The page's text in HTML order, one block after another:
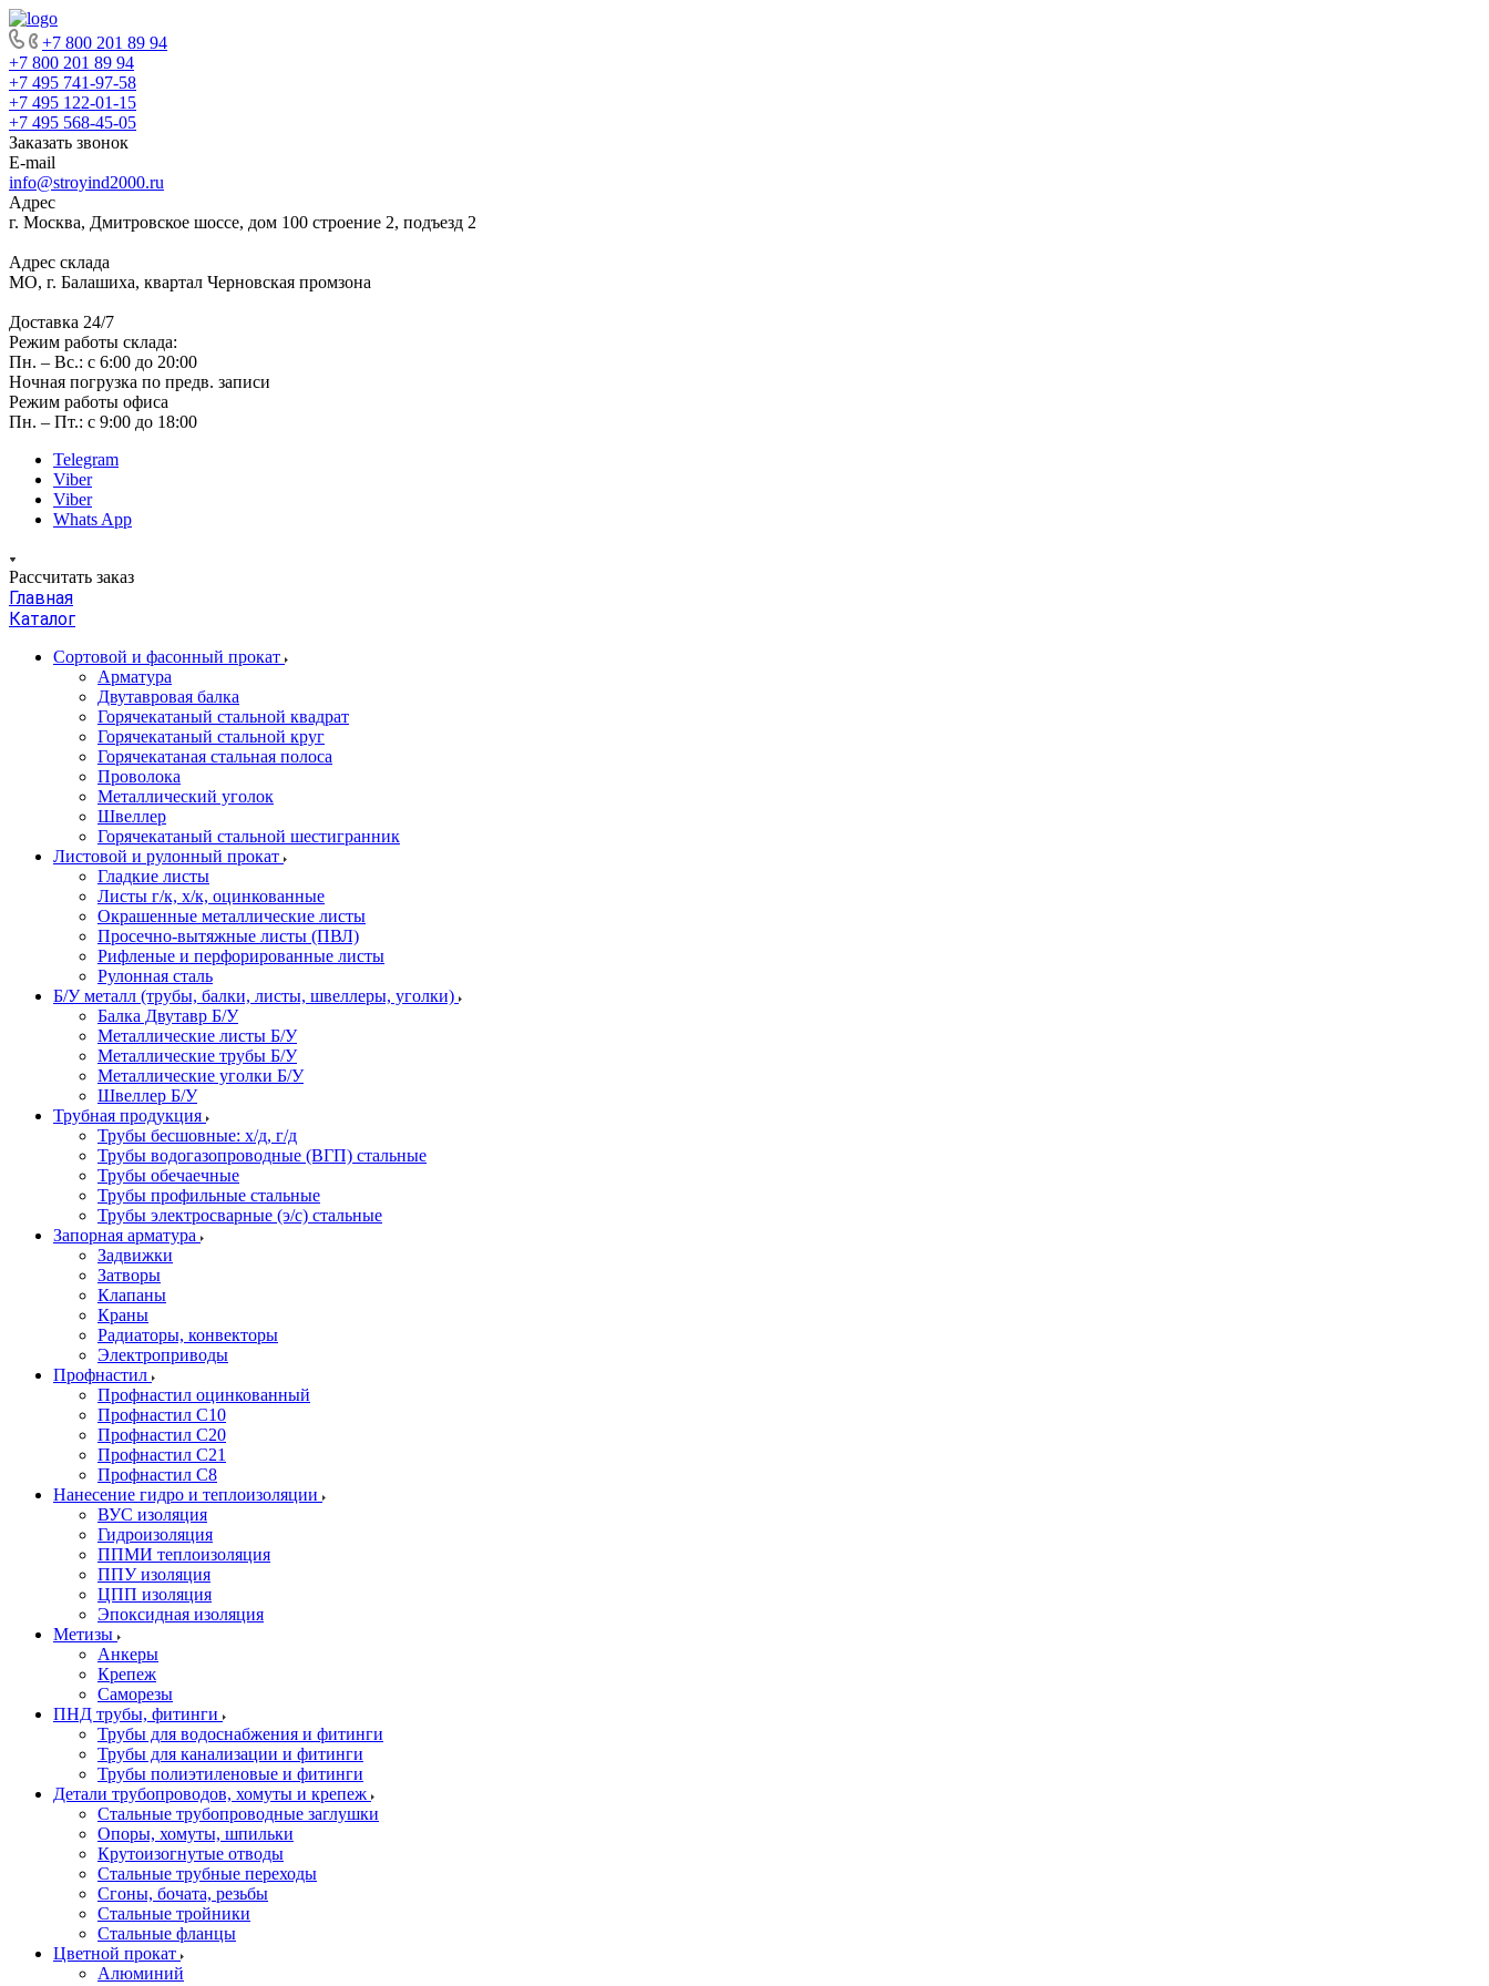
+7 800 201 89 94
+7 800 201 89 94
+7 495 741-97-58
+7 495 122-01-15
+7 495 568-45-05
Заказать звонок
E-mail
info@stroyind2000.ru
Адрес
г. Москва, Дмитровское шоссе, дом 100 строение 2, подъезд 2
Адрес склада
МО, г. Балашиха, квартал Черновская промзона
Доставка 24/7
Режим работы склада:
Пн. – Вс.: с 6:00 до 20:00
Ночная погрузка по предв. записи
Режим работы офиса
Пн. – Пт.: с 9:00 до 18:00
Telegram
Viber
Viber
Whats App
Рассчитать заказ
Главная
Каталог
Сортовой и фасонный прокат
Арматура
Двутавровая балка
Горячекатаный стальной квадрат
Горячекатаный стальной круг
Горячекатаная стальная полоса
Проволока
Металлический уголок
Швеллер
Горячекатаный стальной шестигранник
Листовой и рулонный прокат
Гладкие листы
Листы г/к, х/к, оцинкованные
Окрашенные металлические листы
Просечно-вытяжные листы (ПВЛ)
Рифленые и перфорированные листы
Рулонная сталь
Б/У металл (трубы, балки, листы, швеллеры, уголки)
Балка Двутавр Б/У
Металлические листы Б/У
Металлические трубы Б/У
Металлические уголки Б/У
Швеллер Б/У
Трубная продукция
Трубы бесшовные: х/д, г/д
Трубы водогазопроводные (ВГП) стальные
Трубы обечаечные
Трубы профильные стальные
Трубы электросварные (э/с) стальные
Запорная арматура
Задвижки
Затворы
Клапаны
Краны
Радиаторы, конвекторы
Электроприводы
Профнастил
Профнастил оцинкованный
Профнастил С10
Профнастил С20
Профнастил С21
Профнастил С8
Нанесение гидро и теплоизоляции
ВУС изоляция
Гидроизоляция
ППМИ теплоизоляция
ППУ изоляция
ЦПП изоляция
Эпоксидная изоляция
Метизы
Анкеры
Крепеж
Саморезы
ПНД трубы, фитинги
Трубы для водоснабжения и фитинги
Трубы для канализации и фитинги
Трубы полиэтиленовые и фитинги
Детали трубопроводов, хомуты и крепеж
Стальные трубопроводные заглушки
Опоры, хомуты, шпильки
Крутоизогнутые отводы
Стальные трубные переходы
Сгоны, бочата, резьбы
Стальные тройники
Стальные фланцы
Цветной прокат
Алюминий